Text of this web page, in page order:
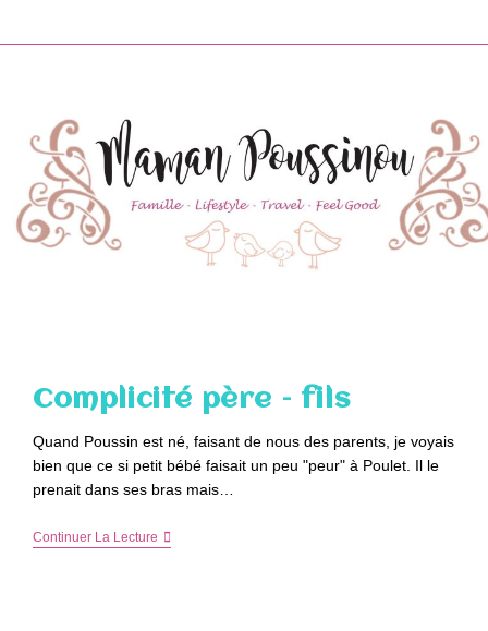
Complicité père – fils
Quand Poussin est né, faisant de nous des parents, je voyais
bien que ce si petit bébé faisait un peu "peur" à Poulet. Il le
prenait dans ses bras mais…
Continuer La LectureComplicité